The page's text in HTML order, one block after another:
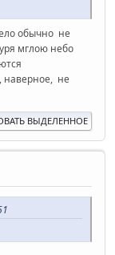
обычно не
мглою небо
наверное, не
ВЫДЕЛЕННОЕ